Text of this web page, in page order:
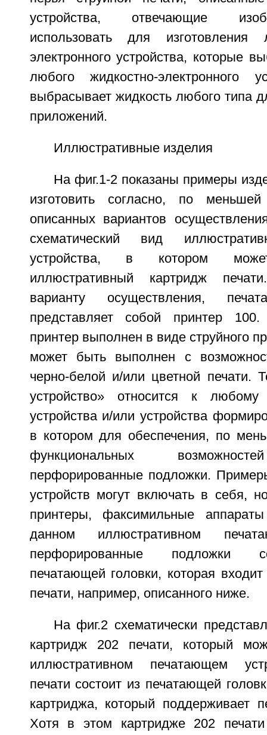
устройства, отвечающие
использовать для изготовления
электронного устройства, которые
любого жидкостно-электронного
выбрасывает жидкость любого типа
приложений.
Иллюстративные изделия
На фиг.1-2 показаны примеры
изготовить согласно, по
описанных вариантов
схематический вид
устройства, в котором может
иллюстративный картридж
варианту осуществления,
представляет собой принтер
принтер выполнен в виде струйного
может быть выполнен с
черно-белой и/или цветной печати.
устройство» относится к
устройства и/или устройства
в котором для обеспечения, по
функциональных
перфорированные подложки.
устройств могут включать в себя,
принтеры, факсимильные
данном иллюстративном
перфорированные подложки
печатающей головки, которая
печати, например, описанного ниже.
На фиг.2 схематически
картридж 202 печати, который
иллюстративном печатающем
печати состоит из печатающей
картриджа, который поддерживает
Хотя в этом картридже 202 печати